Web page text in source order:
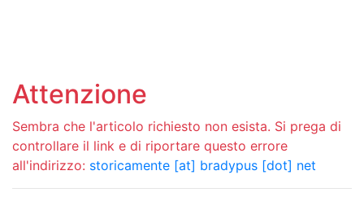
Attenzione
Sembra che l'articolo richiesto non esista. Si prega di
controllare il link e di riportare questo errore
all'indirizzo: storicamente [at] bradypus [dot] net